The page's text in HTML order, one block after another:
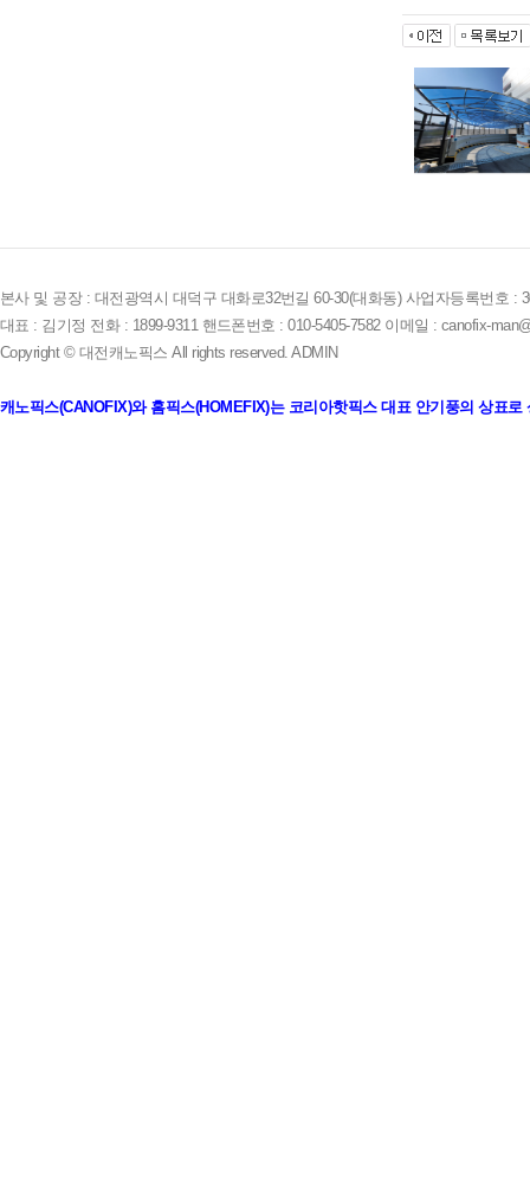
본사 및 공장 : 대전광역시 대덕구 대화로32번길 60-30(대화동) 사업자등록번호 :
대표 : 김기정 전화 : 1899-9311 핸드폰번호 : 010-5405-7582 이메일 : canofix-
Copyright © 대전캐노픽스 All rights reserved.ADMIN
캐노픽스(CANOFIX)와 홈픽스(HOMEFIX)는 코리아핫픽스 대표 안기풍의 상표